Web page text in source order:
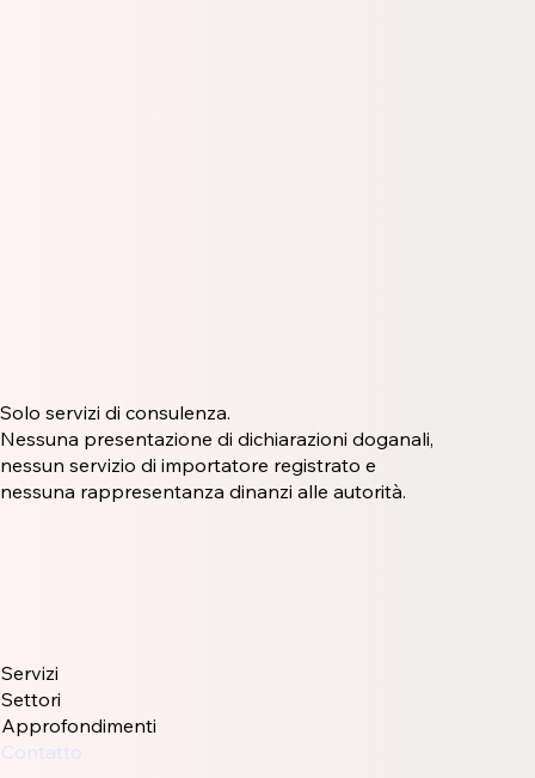
Servizi
Settori
Approfondimenti
Contatto
Solo servizi di consulenza.
Nessuna presentazione di dichiarazioni doganali,
nessun servizio di importatore registrato e
nessuna rappresentanza dinanzi alle autorità.